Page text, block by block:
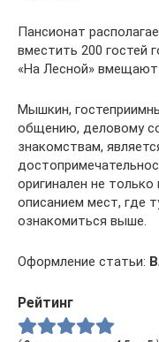
Пансионат
вместить 200 гостей
«На Лесной» вмещают
Мышкин,
общению, деловому
знакомствам,
оригинален не
описанием мест, где
ознакомиться выше.
Оформление статьи:
Рейтинг